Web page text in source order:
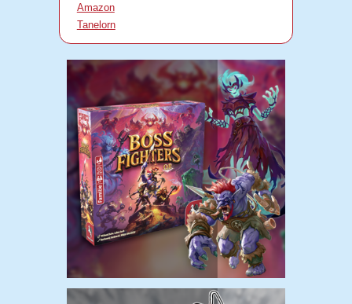
Amazon
Tanelorn